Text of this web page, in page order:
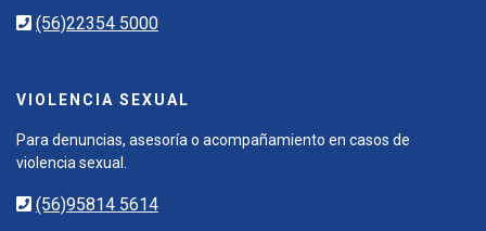
(56)22354 5000
VIOLENCIA SEXUAL
Para denuncias, asesoría o acompañamiento en casos de
violencia sexual.
(56)95814 5614